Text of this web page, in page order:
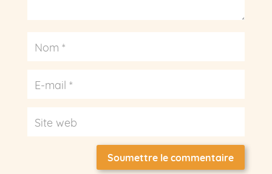
Soumettre le commentaire